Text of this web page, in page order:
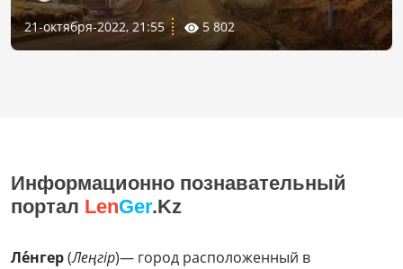
21-октября-2022, 21:55 5 802
Информационно познавательный
портал LenGer.Kz
Ле́нгер(Леңгір)— город расположенный в